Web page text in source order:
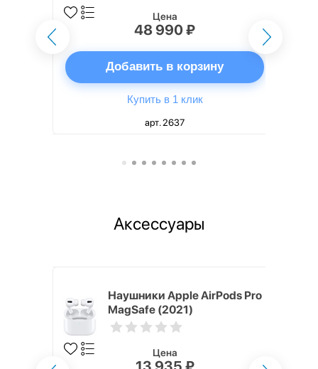
Цена
48 990 ₽
Добавить в корзину
Купить в 1 клик
арт. 2637
Аксессуары
Наушники Apple AirPods Pro
MagSafe (2021)
Цена